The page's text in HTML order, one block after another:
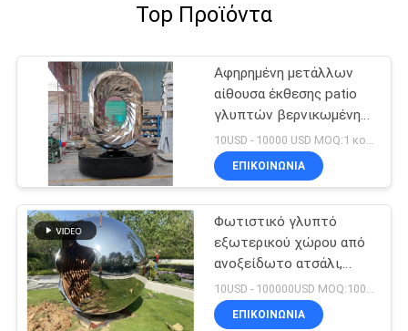
Top Προϊόντα
Αφηρημένη μετάλλων
αίθουσα έκθεσης patio
γλυπτών βερνικωμένη
διαμάντι που
διακοσμείται με τις
τέχνες ανοξείδωτου
10USD - 10000 USD MOQ:1 κομμάτι
ΕΠΙΚΟΙΝΩΝΊΑ
Φωτιστικό γλυπτό
εξωτερικού χώρου από
ανοξείδωτο ατσάλι,
ενσωματωμένο σε φώτα
LED με εναλλαγές
φωτός
ΕΠΙΚΟΙΝΩΝΊΑ